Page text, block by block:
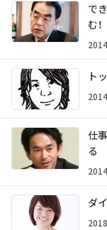
で
む！
ト
仕
る
ダ